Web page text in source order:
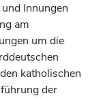
Innungen
am
um die
katholischen
der